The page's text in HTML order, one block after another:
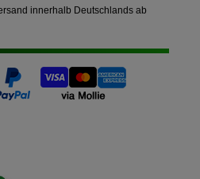
innerhalb Deutschlands ab